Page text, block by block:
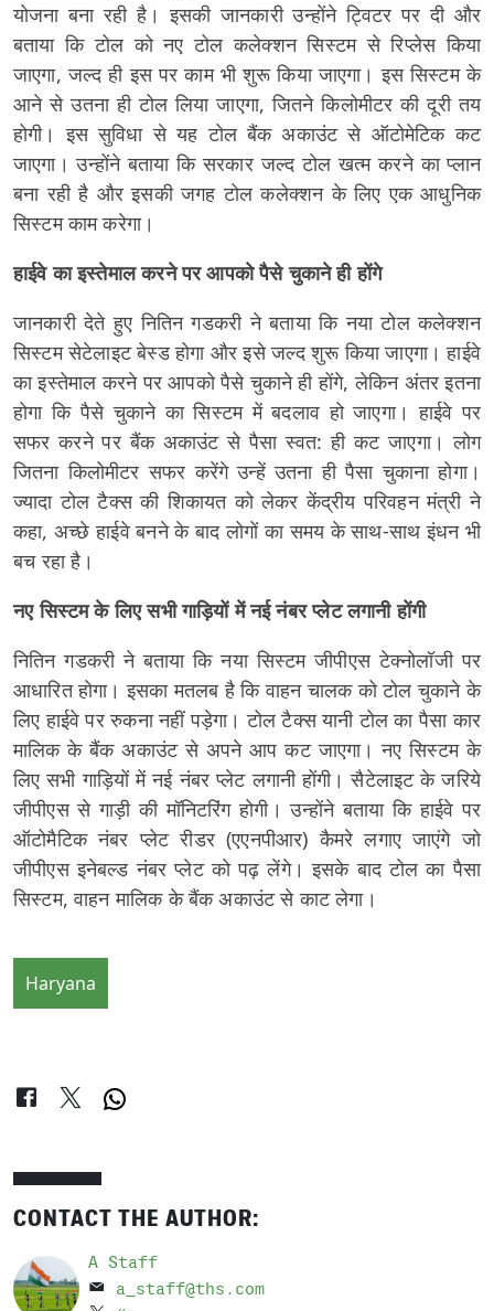
योजना बना रही है। इसकी जानकारी उन्होंने ट्विटर पर दी और
बताया कि टोल को नए टोल कलेक्शन सिस्टम से रिप्लेस किया
जाएगा, जल्द ही इस पर काम भी शुरू किया जाएगा। इस सिस्टम के
आने से उतना ही टोल लिया जाएगा, जितने किलोमीटर की दूरी तय
होगी। इस सुविधा से यह टोल बैंक अकाउंट से ऑटोमेटिक कट
जाएगा। उन्होंने बताया कि सरकार जल्द टोल खत्म करने का प्लान
बना रही है और इसकी जगह टोल कलेक्शन के लिए एक आधुनिक
सिस्टम काम करेगा।
हाईवे का इस्तेमाल करने पर आपको पैसे चुकाने ही होंगे
जानकारी देते हुए नितिन गडकरी ने बताया कि नया टोल कलेक्शन
सिस्टम सेटेलाइट बेस्ड होगा और इसे जल्द शुरू किया जाएगा। हाईवे
का इस्तेमाल करने पर आपको पैसे चुकाने ही होंगे, लेकिन अंतर इतना
होगा कि पैसे चुकाने का सिस्टम में बदलाव हो जाएगा। हाईवे पर
सफर करने पर बैंक अकाउंट से पैसा स्वत: ही कट जाएगा। लोग
जितना किलोमीटर सफर करेंगे उन्हें उतना ही पैसा चुकाना होगा।
ज्यादा टोल टैक्स की शिकायत को लेकर केंद्रीय परिवहन मंत्री ने
कहा, अच्छे हाईवे बनने के बाद लोगों का समय के साथ-साथ इंधन भी
बच रहा है।
नए सिस्टम के लिए सभी गाड़ियों में नई नंबर प्लेट लगानी होंगी
नितिन गडकरी ने बताया कि नया सिस्टम जीपीएस टेक्नोलॉजी पर
आधारित होगा। इसका मतलब है कि वाहन चालक को टोल चुकाने के
लिए हाईवे पर रुकना नहीं पड़ेगा। टोल टैक्स यानी टोल का पैसा कार
मालिक के बैंक अकाउंट से अपने आप कट जाएगा। नए सिस्टम के
लिए सभी गाड़ियों में नई नंबर प्लेट लगानी होंगी। सैटेलाइट के जरिये
जीपीएस से गाड़ी की मॉनिटरिंग होगी। उन्होंने बताया कि हाईवे पर
ऑटोमैटिक नंबर प्लेट रीडर (एएनपीआर) कैमरे लगाए जाएंगे जो
जीपीएस इनेबल्ड नंबर प्लेट को पढ़ लेंगे। इसके बाद टोल का पैसा
सिस्टम, वाहन मालिक के बैंक अकाउंट से काट लेगा।
Haryana
CONTACT THE AUTHOR:
A Staff
a_staff@ths.com